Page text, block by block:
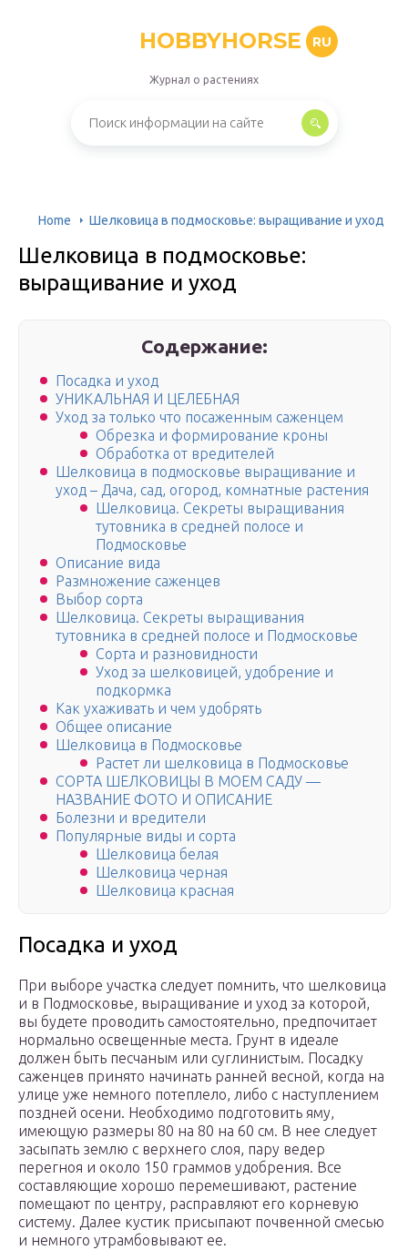
HOBBYHORSE RU
Журнал о растениях
Home Шелковица в подмосковье: выращивание и уход
Шелковица в подмосковье:
выращивание и уход
Содержание:
Посадка и уход
УНИКАЛЬНАЯ И ЦЕЛЕБНАЯ
Уход за только что посаженным саженцем
Обрезка и формирование кроны
Обработка от вредителей
Шелковица в подмосковье выращивание и
уход – Дача, сад, огород, комнатные растения
Шелковица. Секреты выращивания
тутовника в средней полосе и
Подмосковье
Описание вида
Размножение саженцев
Выбор сорта
Шелковица. Секреты выращивания
тутовника в средней полосе и Подмосковье
Сорта и разновидности
Уход за шелковицей, удобрение и
подкормка
Как ухаживать и чем удобрять
Общее описание
Шелковица в Подмосковье
Растет ли шелковица в Подмосковье
СОРТА ШЕЛКОВИЦЫ В МОЕМ САДУ —
НАЗВАНИЕ ФОТО И ОПИСАНИЕ
Болезни и вредители
Популярные виды и сорта
Шелковица белая
Шелковица черная
Шелковица красная
Посадка и уход
При выборе участка следует помнить, что шелковица
и в Подмосковье, выращивание и уход за которой,
вы будете проводить самостоятельно, предпочитает
нормально освещенные места. Грунт в идеале
должен быть песчаным или суглинистым. Посадку
саженцев принято начинать ранней весной, когда на
улице уже немного потеплело, либо с наступлением
поздней осени. Необходимо подготовить яму,
имеющую размеры 80 на 80 на 60 см. В нее следует
засыпать землю с верхнего слоя, пару ведер
перегноя и около 150 граммов удобрения. Все
составляющие хорошо перемешивают, растение
помещают по центру, расправляют его корневую
систему. Далее кустик присыпают почвенной смесью
и немного утрамбовывают ее.